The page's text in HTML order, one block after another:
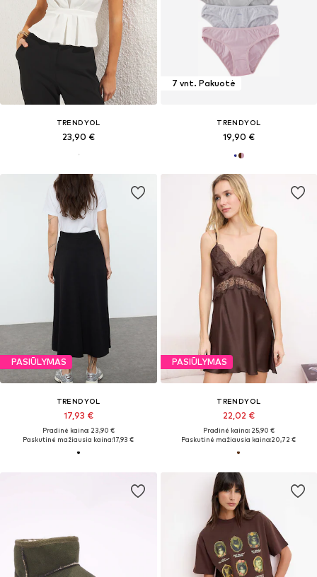
TRENDYOL
23,90 €
7 vnt. Pakuotė
TRENDYOL
19,90 €
PASIŪLYMAS
TRENDYOL
17,93 €
Pradinė kaina: 23,90 €
Paskutinė mažiausia kaina:17,93 €
PASIŪLYMAS
TRENDYOL
22,02 €
Pradinė kaina: 25,90 €
Paskutinė mažiausia kaina:20,72 €